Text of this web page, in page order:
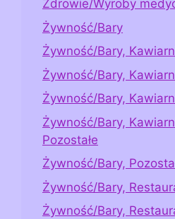
Zdrowie/Wyroby
Żywność/Bary
Żywność/Bary,
Żywność/Bary,
Żywność/Bary,
Żywność/Bary,
Pozostałe
Żywność/Bary,
Żywność/Bary,
Żywność/Bary,